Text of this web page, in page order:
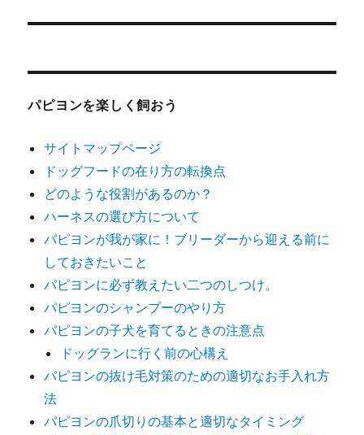
ビ
ョ
ン
パピヨンを楽しく飼おう
サイトマップページ
ドッグフードの在り方の転換点
どのような役割があるのか？
ハーネスの選び方について
パピヨンが我が家に！ブリーダーから迎える前に
しておきたいこと
パピヨンに必ず教えたい二つのしつけ。
パピヨンのシャンプーのやり方
パピヨンの子犬を育てるときの注意点
ドッグランに行く前の心構え
パピヨンの抜け毛対策のための適切なお手入れ方
法
パピヨンの爪切りの基本と適切なタイミング